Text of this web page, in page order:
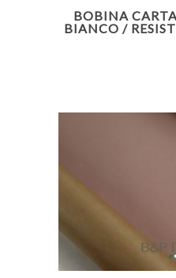
BOBINA
BIANCO /